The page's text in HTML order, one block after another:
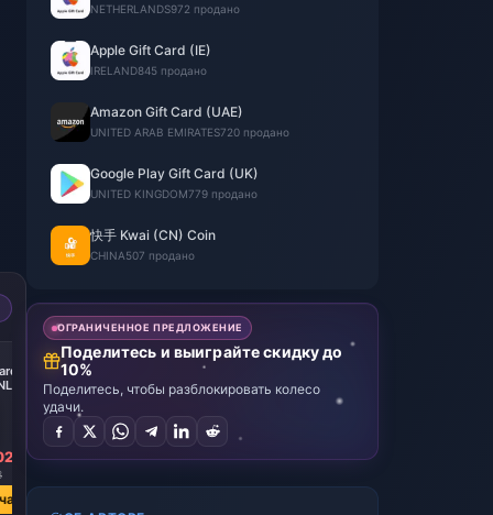
-11%
Apple Gift Card
250 EURO NL
₽ 21018.13
NETHERLANDS972 продано
Apple Gift Card (IE)
IRELAND845 продано
Amazon Gift Card (UAE)
UNITED ARAB EMIRATES720 продано
Google Play Gift Card (UK)
UNITED KINGDOM779 продано
快手 Kwai (CN) Coin
CHINA507 продано
ОГРАНИЧЕННОЕ ПРЕДЛОЖЕНИЕ
Поделитесь и выиграйте скидку до
10%
Поделитесь, чтобы разблокировать колесо
удачи.